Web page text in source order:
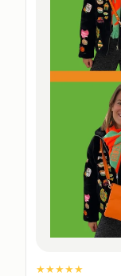
★★★★★